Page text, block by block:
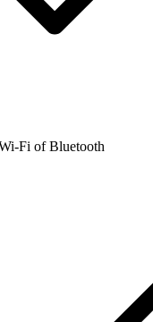
Fi of Bluetooth